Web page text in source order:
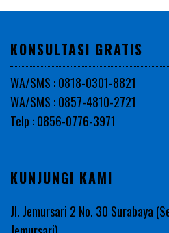
KONSULTASI GRATIS
WA/SMS : 0818-0301-8821
WA/SMS : 0857-4810-2721
Telp : 0856-0776-3971
KUNJUNGI KAMI
Jl. Jemursari 2 No. 30 Surabaya